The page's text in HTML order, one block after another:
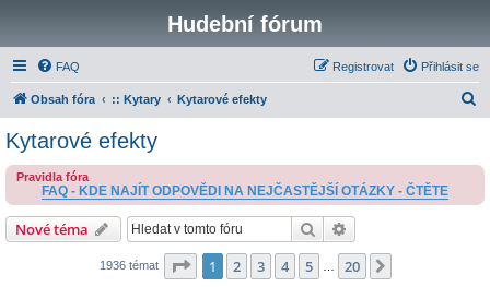
Hudební fórum
FAQ Přihlásit se
Registrovat
Obsah fóra :: Kytary Kytarové efekty
a
Kytarové efekty
Pravidla fóra
FAQ - KDE NAJÍT ODPOVĚDI NA NEJČASTĚJŠÍ OTÁZKY - ČTĚTE
Nové téma Hledat
1936 témat Stránka z 20
1 2 3 4 5 20